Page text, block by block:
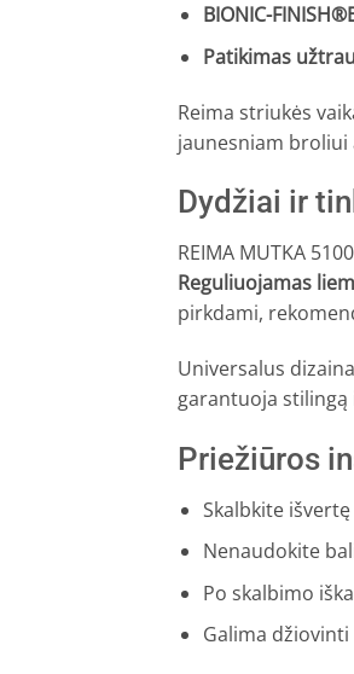
BIONIC-
Patikimas
Reima striukės
jaunesniam broliui
Dydžiai ir
REIMA MUTKA
Reguliuojamas
pirkdami,
Universalus
garantuoja stilingą
Priežiūros
Skalbkite
Nenaudokite
Po skalbimo
Galima